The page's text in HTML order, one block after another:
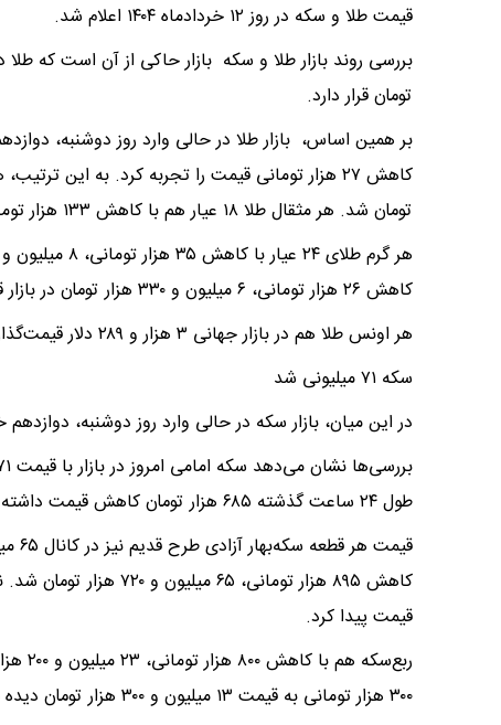
قیمت طلا و سکه در روز ۱۲ خردادماه ۱۴۰۴ اعلام شد.
تومان قرار دارد.
تومان شد. هر مثقال طلا ۱۸ عیار هم با کاهش ۱۳۳ هزار تومانی به نرخ ۲۷ میلیون و ۷۹۵ هزار تومان رسید.
کاهش ۲۶ هزار تومانی، ۶ میلیون و ۳۳۰ هزار تومان در بازار قیمت‌گذاری شده است.
هر اونس طلا هم در بازار جهانی ۳ هزار و ۲۸۹ دلار قیمت‌گذاری شد.
سکه ۷۱ میلیونی شد
در این میان، بازار سکه در حالی وارد روز دوشنبه، دوازدهم خردادماه شد که سکه
طول ۲۴ ساعت گذشته ۶۸۵ هزار تومان کاهش قیمت داشته است.
قیمت پیدا کرد.
۳۰۰ هزار تومانی به قیمت ۱۳ میلیون و ۳۰۰ هزار تومان دیده می‌شود.